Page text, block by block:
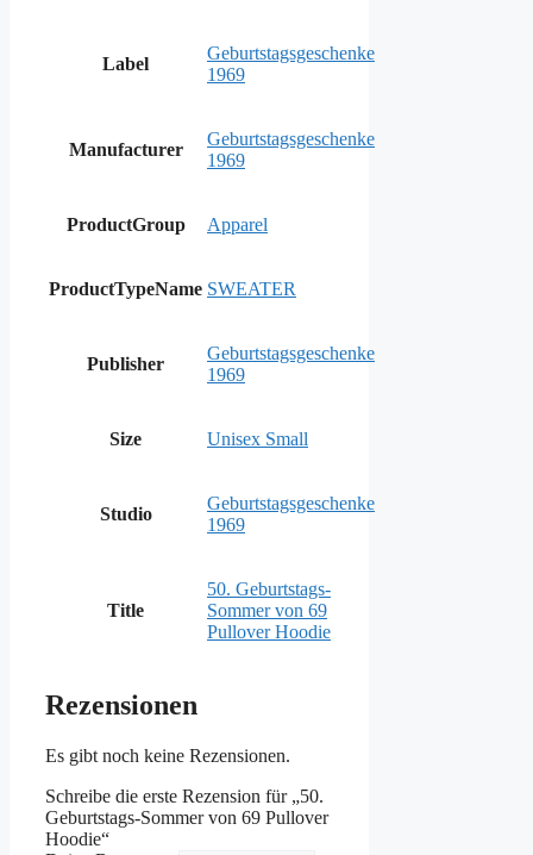
Label
Geburtstagsgeschenke
1969
Manufacturer
Geburtstagsgeschenke
1969
ProductGroup Apparel
ProductTypeName SWEATER
Publisher
Geburtstagsgeschenke
1969
Size Unisex Small
Studio
Geburtstagsgeschenke
1969
Title
50. Geburtstags-
Sommer von 69
Pullover Hoodie
Rezensionen
Es gibt noch keine Rezensionen.
Schreibe die erste Rezension für „50.
Geburtstags-Sommer von 69 Pullover
Hoodie“